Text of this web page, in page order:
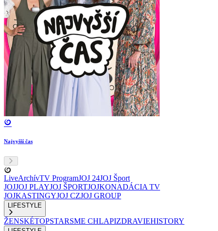
Najvyšší čas
LiveArchívTV ProgramJOJ 24JOJ Šport
JOJJOJ PLAYJOJ ŠPORTJOJKONADÁCIA TV
JOJKASTINGYJOJ CZJOJ GROUP
LIFESTYLE
ŽENSKÉTOPSTARSME CHLAPIZDRAVIEHISTORY